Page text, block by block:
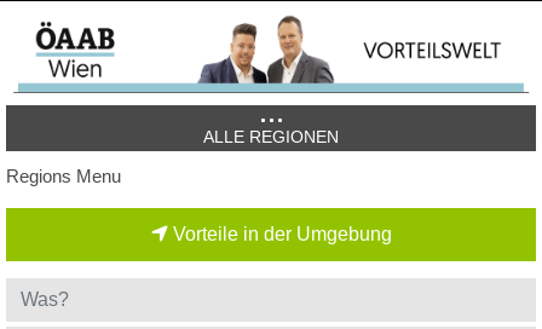
ALLE REGIONEN
Regions Menu
Vorteile in der Umgebung